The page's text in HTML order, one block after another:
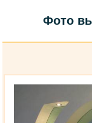
Фото